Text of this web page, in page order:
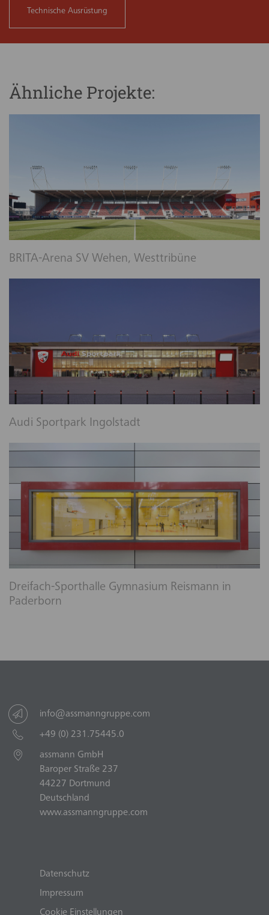
Technische Ausrüstung
Ähnliche Projekte:
BRITA-Arena SV Wehen, Westtribüne
Audi Sportpark Ingolstadt
Dreifach-Sporthalle Gymnasium Reismann in
Paderborn
info@assmanngruppe.com
+49 (0) 231.75445.0
assmann GmbH
Baroper Straße 237
44227 Dortmund
Deutschland
www.assmanngruppe.com
Datenschutz
Impressum
Cookie Einstellungen